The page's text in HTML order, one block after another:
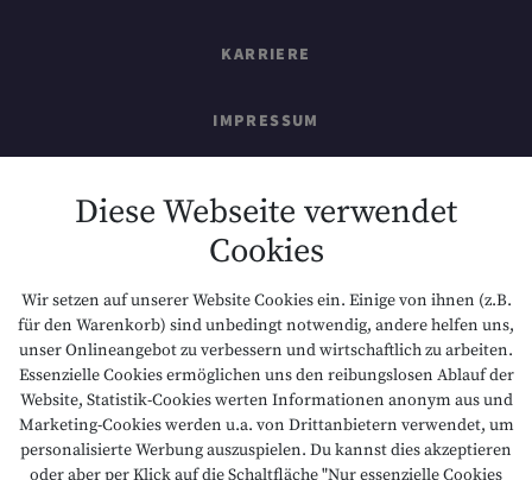
KARRIERE
IMPRESSUM
DATENSCHUTZ
NACHHALTIGKEIT
BARRIEREFREIHEIT
Diese Webseite verwendet
Cookies
Wir setzen auf unserer Website Cookies ein. Einige von ihnen (z.B.
für den Warenkorb) sind unbedingt notwendig, andere helfen uns,
unser Onlineangebot zu verbessern und wirtschaftlich zu arbeiten.
Essenzielle Cookies ermöglichen uns den reibungslosen Ablauf der
Website, Statistik-Cookies werten Informationen anonym aus und
Marketing-Cookies werden u.a. von Drittanbietern verwendet, um
personalisierte Werbung auszuspielen. Du kannst dies akzeptieren
oder aber per Klick auf die Schaltfläche "Nur essenzielle Cookies